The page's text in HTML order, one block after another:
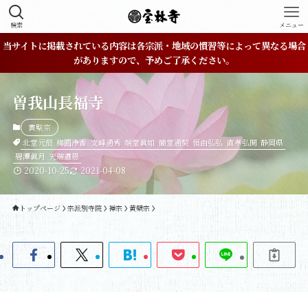
検索 メニュー
当サイトに掲載されている内容は各宗派・地域の慣習等によって異なる場合
がありますので、予めご了承ください。
曽我山長福寺
黄檗宗
北堂元辰 梅圓浄香 文峰通秀 端堂眞如 簡堂通契 恒由弘弘 直孝弘開 静岡県
碧潭眞月 天瑞道恩
2020-10-25 2021-04-08
トップページ 宗派別寺院 禅宗 黄檗宗